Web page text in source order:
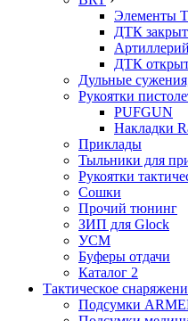
Элементы
ДТК
ДТК
Дульные
Рукоятки
PUFGUN
Накладки
Приклады
Тыльники для
Рукоятки
Сошки
Прочий тюнинг
ЗИП для Glock
УСМ
Буферы отдачи
Каталог 2
Тактическое
Подсумки